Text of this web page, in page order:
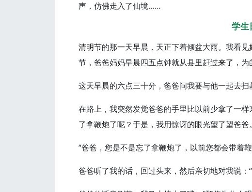
声，仿佛走入了仙境……
学生
清明节的那一天早晨，天正下着倾盆大雨。我看见
节，爸爸妈妈早晨四五点钟就从县里赶过来了 ，
这天早晨的六点三十分，爸爸问我要与他一起去扫
在路上，我突然发觉爸爸的手里比以前少拿了一
了拿鞭炮了呢？于是，我用惊讶的眼光望了望爸爸。
“爸爸，您是不是忘了拿鞭炮了，以前您都会带着
爸爸听了我的话，回过头来，然后亲切地对我说：